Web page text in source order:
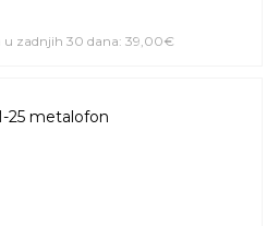
u zadnjih 30 dana: 39,00€
25 metalofon